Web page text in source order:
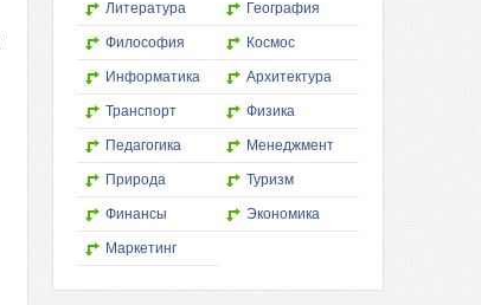
Литература География
Философия Космос
Информатика Архитектура
Транспорт Физика
Педагогика Менеджмент
Природа Туризм
Финансы Экономика
Маркетинг